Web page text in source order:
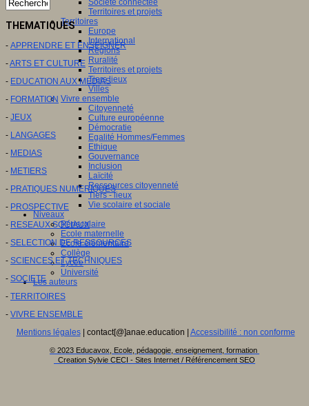
Société connectée
Territoires et projets
Territoires
Europe
International
Régions
Ruralité
Territoires et projets
Tiers lieux
Villes
Vivre ensemble
Citoyenneté
Culture européenne
Démocratie
Egalité Hommes/Femmes
Ethique
Gouvernance
Inclusion
Laïcité
Ressources citoyenneté
Tiers - lieux
Vie scolaire et sociale
Niveaux
Périscolaire
Ecole maternelle
Ecole élémentaire
Collège
Lycée
Université
Les auteurs
THEMATIQUES
- APPRENDRE ET ENSEIGNER
-ARTS ET CULTURE
- EDUCATION AUX MEDIAS
- FORMATION
- JEUX
- LANGAGES
- MEDIAS
- METIERS
- PRATIQUES NUMERIQUES
- PROSPECTIVE
- RESEAUX SOCIAUX
- SELECTION DE RESSOURCES
- SCIENCES ET TECHNIQUES
- SOCIETE
- TERRITOIRES
- VIVRE ENSEMBLE
Mentions légales| contact[@]anae.education | Accessibilité : non conforme
© 2023 Educavox, Ecole, pédagogie, enseignement, formation
Creation Sylvie CECI - Sites Internet / Référencement SEO